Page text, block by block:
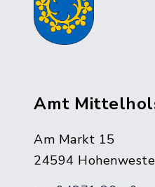
Amt
Am Markt 15
24594